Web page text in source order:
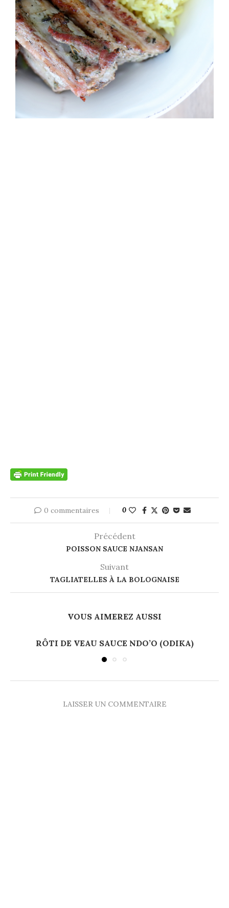
0 commentaires 0
Précédent
POISSON SAUCE NJANSAN
Suivant
TAGLIATELLES À LA BOLOGNAISE
VOUS AIMEREZ AUSSI
RÔTI DE VEAU SAUCE NDO’O (ODIKA)
LAISSER UN COMMENTAIRE